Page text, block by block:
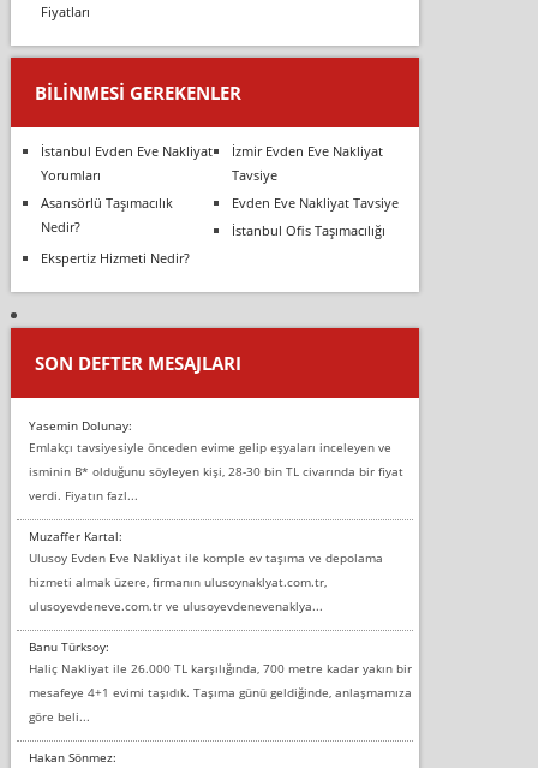
Fiyatları
BILINMESI GEREKENLER
İstanbul Evden Eve Nakliyat
Yorumları
İzmir Evden Eve Nakliyat
Tavsiye
Asansörlü Taşımacılık
Nedir?
Evden Eve Nakliyat Tavsiye
İstanbul Ofis Taşımacılığı
Ekspertiz Hizmeti Nedir?
SON DEFTER MESAJLARI
Yasemin Dolunay:
Emlakçı tavsiyesiyle önceden evime gelip eşyaları inceleyen ve
isminin B* olduğunu söyleyen kişi, 28-30 bin TL civarında bir fiyat
verdi. Fiyatın fazl...
Muzaffer Kartal:
Ulusoy Evden Eve Nakliyat ile komple ev taşıma ve depolama
hizmeti almak üzere, firmanın ulusoynaklyat.com.tr,
ulusoyevdeneve.com.tr ve ulusoyevdenevenaklya...
Banu Türksoy:
Haliç Nakliyat ile 26.000 TL karşılığında, 700 metre kadar yakın bir
mesafeye 4+1 evimi taşıdık. Taşıma günü geldiğinde, anlaşmamıza
göre beli...
Hakan Sönmez: